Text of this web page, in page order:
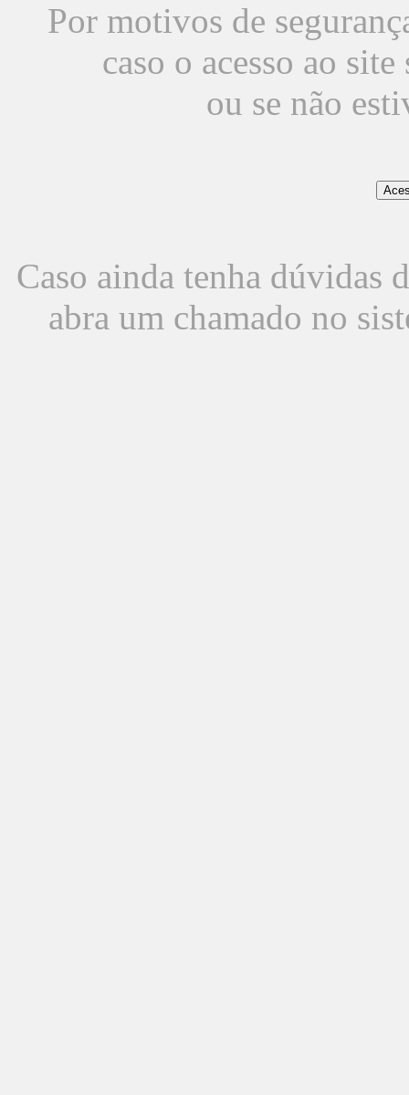
Por motivos de
caso o acesso ao
ou se não
Caso ainda tenha dúvidas
abra um chamado no